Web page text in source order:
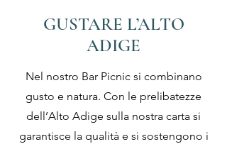
GUSTARE L’ALTO
ADIGE
Nel nostro Bar Picnic si combinano
gusto e natura. Con le prelibatezze
dell’Alto Adige sulla nostra carta si
garantisce la qualità e si sostengono i